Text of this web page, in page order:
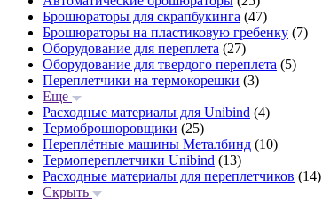
Брошюраторы для скрапбукинга (47)
Брошюраторы на пластиковую гребенку (7)
Оборудование для переплета (27)
Оборудование для твердого переплета (5)
Переплетчики на термокорешки (3)
Еще
Расходные материалы для Unibind (4)
Термоброшюровщики (25)
Переплётные машины Металбинд (10)
Термопереплетчики Unibind (13)
Расходные материалы для переплетчиков (14)
Скрыть